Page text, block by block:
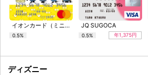
イオンカード（ミニオンズ）
0.5%
JQ SUGOCA
0.5% 年1,375円
ディズニー